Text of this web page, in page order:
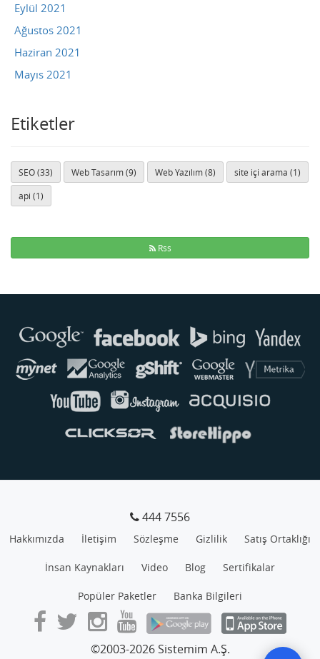
Eylül 2021
Ağustos 2021
Haziran 2021
Mayıs 2021
Etiketler
SEO (33) Web Tasarım (9) Web Yazılım (8) site içi arama (1)
api (1)
Rss
444 7556
Hakkımızda İletişim Sözleşme Gizlilik Satış Ortaklığı
İnsan Kaynakları Video Blog Sertifikalar
Popüler Paketler Banka Bilgileri
©2003-2026 Sistemim A.Ş.
Genellikle anında yanıt verir